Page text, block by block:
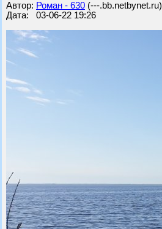
Автор: Роман - 630 (---.bb.netbynet.ru)
Дата: 03-06-22 19:26